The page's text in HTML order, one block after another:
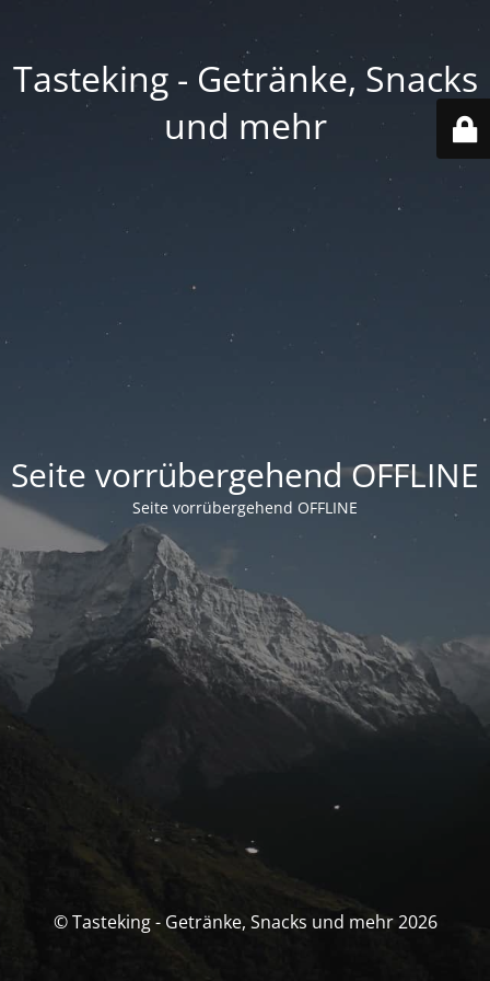
Tasteking - Getränke, Snacks
und mehr
Seite vorrübergehend OFFLINE
Seite vorrübergehend OFFLINE
© Tasteking - Getränke, Snacks und mehr 2026